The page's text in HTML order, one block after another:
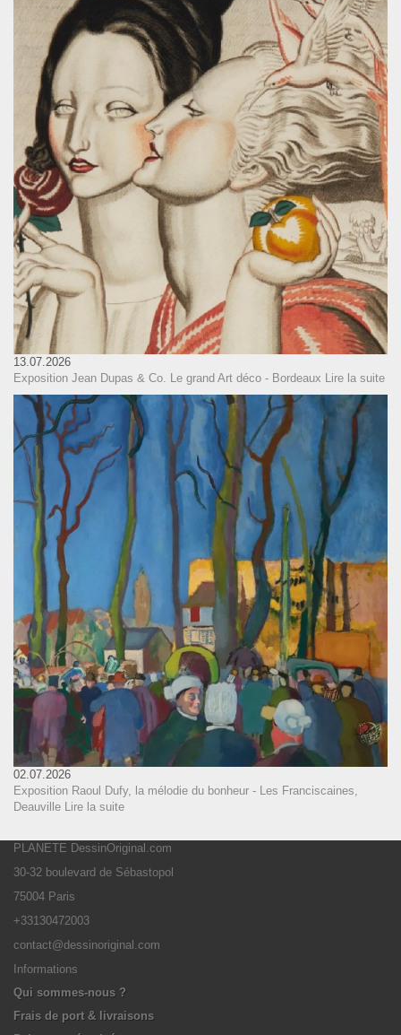
13.07.2026
Exposition Jean Dupas & Co. Le grand Art déco - Bordeaux Lire la suite
02.07.2026
Exposition Raoul Dufy, la mélodie du bonheur - Les Franciscaines,
Deauville
Lire la suite
PLANETE DessinOriginal.com
30-32 boulevard de Sébastopol
75004 Paris
+33130472003
contact@dessinoriginal.com
Informations
Qui sommes-nous ?
Frais de port & livraisons